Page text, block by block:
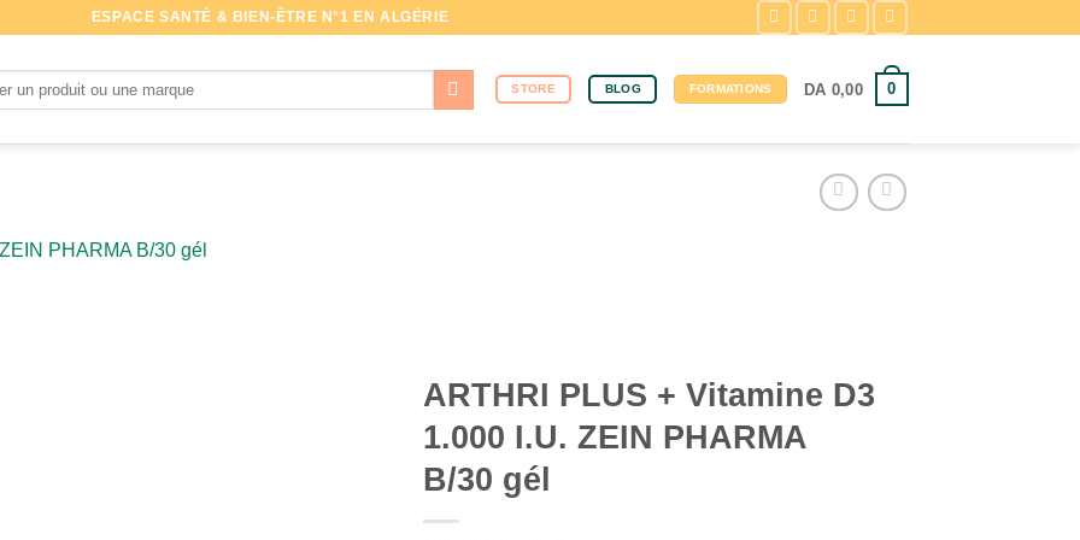
ESPACE SANTÉ & BIEN-ÊTRE N°1 EN ALGÉRIE
STORE BLOG FORMATIONS DA 0,00 0
ARTHRI PLUS + Vitamine D3
1.000 I.U. ZEIN PHARMA
B/30 gél